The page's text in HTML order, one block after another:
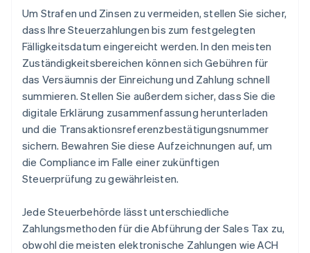
Um Strafen und Zinsen zu vermeiden, stellen Sie sicher,
dass Ihre Steuerzahlungen bis zum festgelegten
Fälligkeitsdatum eingereicht werden. In den meisten
Zuständigkeitsbereichen können sich Gebühren für
das Versäumnis der Einreichung und Zahlung schnell
summieren. Stellen Sie außerdem sicher, dass Sie die
digitale Erklärung zusammenfassung herunterladen
und die Transaktionsreferenzbestätigungsnummer
sichern. Bewahren Sie diese Aufzeichnungen auf, um
die Compliance im Falle einer zukünftigen
Steuerprüfung zu gewährleisten.
Jede Steuerbehörde lässt unterschiedliche
Zahlungsmethoden für die Abführung der Sales Tax zu,
obwohl die meisten elektronische Zahlungen wie ACH